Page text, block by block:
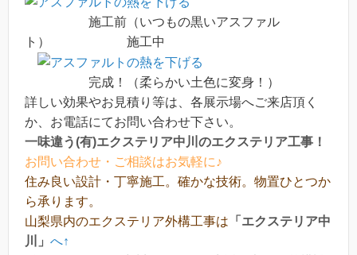
施工前（いつもの黒いアスファル
ト） 施工中
完成！（柔らかい土色に変身！）
詳しい効果やお見積り等は、各展示場へご来店頂く
か、お電話にてお問い合わせ下さい。
一味違う(有)エクステリア中川のエクステリア工事！
お問い合わせ・ご相談はお気軽に♪
住み良い設計・丁寧施工。確かな技術。物置ひとつか
ら承ります。
山梨県内のエクステリア外構工事は 「エクステリア中
川」 へ↑